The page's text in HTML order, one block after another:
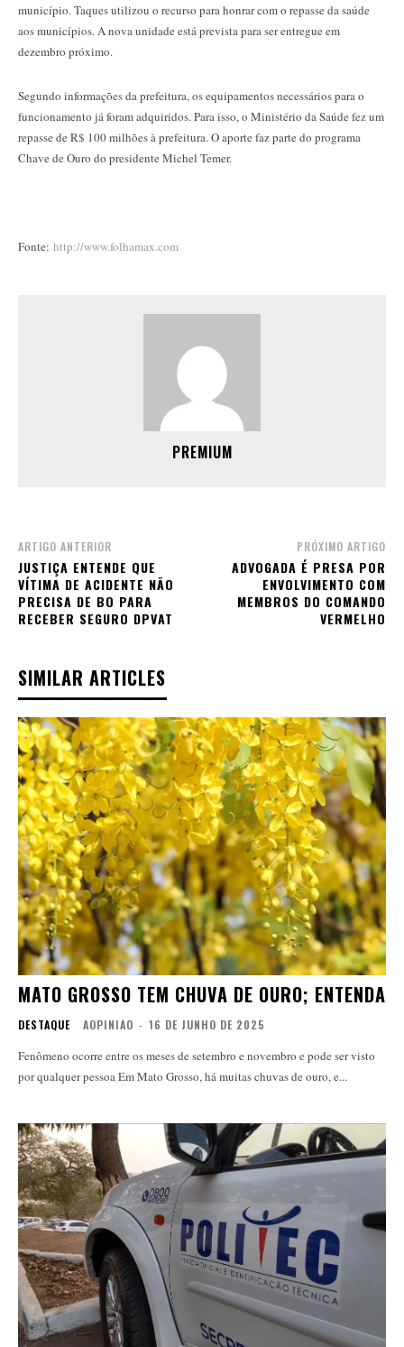
município. Taques utilizou o recurso para honrar com o repasse da saúde
aos municípios. A nova unidade está prevista para ser entregue em
dezembro próximo.
Segundo informações da prefeitura, os equipamentos necessários para o
funcionamento já foram adquiridos. Para isso, o Ministério da Saúde fez um
repasse de R$ 100 milhões à prefeitura. O aporte faz parte do programa
Chave de Ouro do presidente Michel Temer.
Fonte: http://www.folhamax.com
PREMIUM
ARTIGO ANTERIOR
JUSTIÇA ENTENDE QUE
VÍTIMA DE ACIDENTE NÃO
PRECISA DE BO PARA
RECEBER SEGURO DPVAT
PRÓXIMO ARTIGO
ADVOGADA É PRESA POR
ENVOLVIMENTO COM
MEMBROS DO COMANDO
VERMELHO
SIMILAR ARTICLES
MATO GROSSO TEM CHUVA DE OURO; ENTENDA
DESTAQUE AOPINIAO - 16 DE JUNHO DE 2025
Fenômeno ocorre entre os meses de setembro e novembro e pode ser visto
por qualquer pessoa Em Mato Grosso, há muitas chuvas de ouro, e...